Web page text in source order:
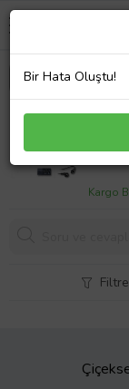
Sony
Kargo
Bir Hata Oluştu!